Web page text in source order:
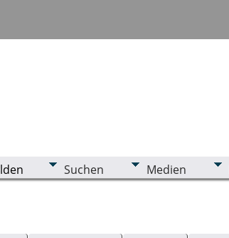
Suchen Medien